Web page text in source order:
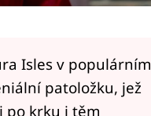
Isles v populárním
patoložku, jež
po krku i těm